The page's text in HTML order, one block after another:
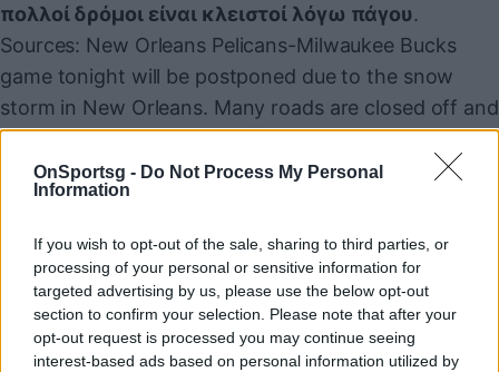
OnSportsg - Do Not Process My Personal
Information
If you wish to opt-out of the sale, sharing to third parties, or
processing of your personal or sensitive information for
targeted advertising by us, please use the below opt-out
section to confirm your selection. Please note that after your
opt-out request is processed you may continue seeing
interest-based ads based on personal information utilized by
πολλοί δρόμοι είναι κλειστοί λόγω πάγου.
Sources: New Orleans Pelicans-Milwaukee Bucks
game tonight will be postponed due to the snow
storm in New Orleans. Many roads are closed off and
icy.pic.twitter.com/LhjLWnOouq
— Chris Haynes (@ChrisBHaynes)January 22, 2025
Παιχνίδι από παντού στη Novibet με το
νέο Mobile App